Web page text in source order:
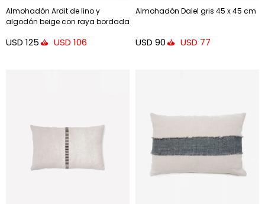
Almohadón Ardit de lino y
algodón beige con raya bordada
USD 125 USD 106
Almohadón Dalel gris 45 x 45 cm
USD 90 USD 77